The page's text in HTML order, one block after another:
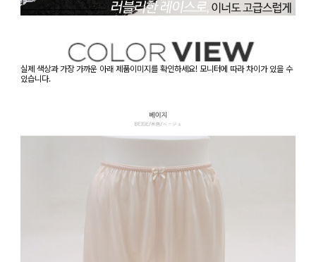
실제 색상과 가장 가까운 아래 제품이미지를 확인하세요! 모니터에 따라 차이가 있을 수
있습니다.